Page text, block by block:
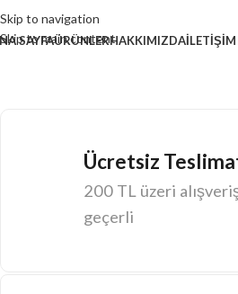
Skip to navigation
Skip to main content
SAYFAÜRÜNLERHAKKIMIZDAİLETIŞIM
Ücretsiz
200 TL üzeri
geçerli